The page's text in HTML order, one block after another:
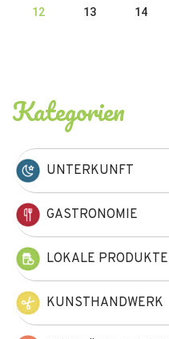
12 13 14
Kategorien
UNTERKUNFT
GASTRONOMIE
LOKALE PRODUKTE
KUNSTHANDWERK